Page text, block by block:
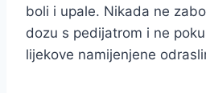
boli i upale. Nikada ne
dozu s pedijatrom i ne
lijekove namijenjene